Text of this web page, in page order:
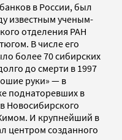
в России, был
известным ученым-
отделения РАН
В числе его
более 70 сибирских
до смерти в 1997
руки» — в
поднаторевших в
Новосибирского
И крупнейший в
центром созданного